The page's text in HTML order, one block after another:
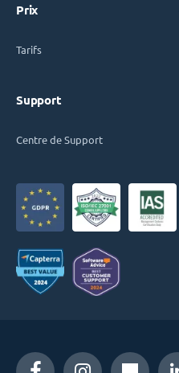
Prix
Tarifs
Support
Centre de Support